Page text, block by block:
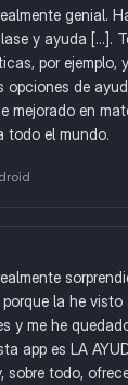
genial.
y ayuda [...].
por ejemplo,
opciones de
mejorado en
todo el mundo.
porque la he
y me he
app es LA
sobre todo,